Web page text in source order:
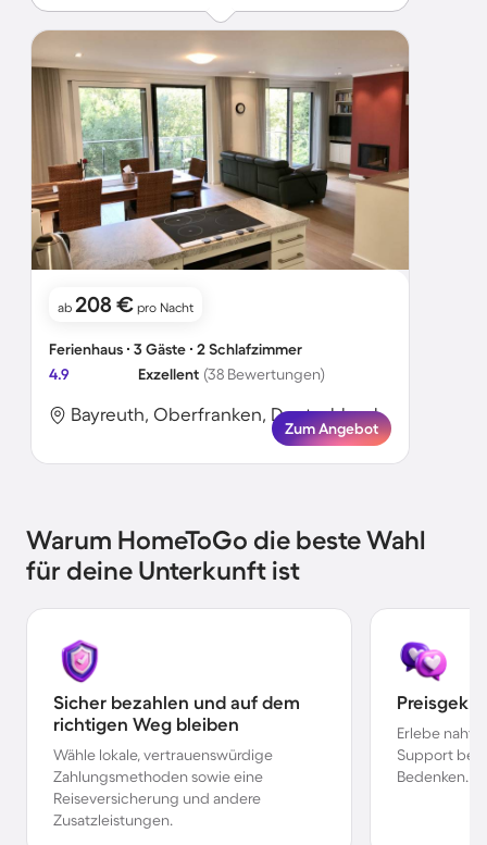
ab 208 € pro Nacht
Ferienhaus ∙ 3 Gäste ∙ 2 Schlafzimmer
4.9
Exzellent (38 Bewertungen)
Bayreuth, Oberfranken, Deutschland
Zum Angebot
Warum HomeToGo die beste Wahl
für deine Unterkunft ist
Sicher bezahlen und auf dem
richtigen Weg bleiben
Wähle lokale, vertrauenswürdige
Zahlungsmethoden sowie eine
Reiseversicherung und andere
Zusatzleistungen.
Erlebe
Support bei
Bedenken.